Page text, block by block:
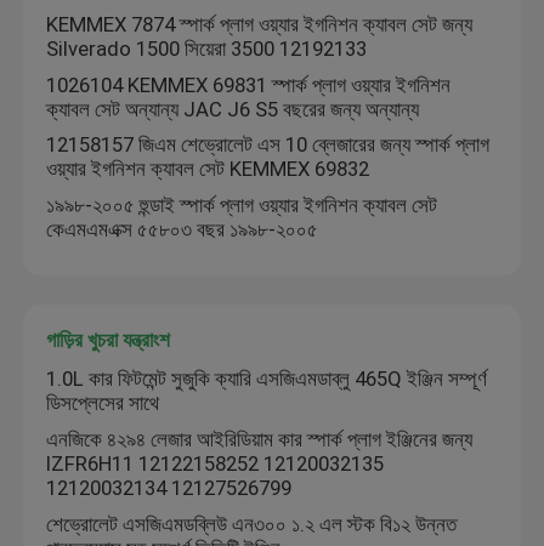
KEMMEX 7874 স্পার্ক প্লাগ ওয়্যার ইগনিশন ক্যাবল সেট জন্য
Silverado 1500 সিয়েরা 3500 12192133
1026104 KEMMEX 69831 স্পার্ক প্লাগ ওয়্যার ইগনিশন
ক্যাবল সেট অন্যান্য JAC J6 S5 বছরের জন্য অন্যান্য
12158157 জিএম শেভ্রোলেট এস 10 ব্লেজারের জন্য স্পার্ক প্লাগ
ওয়্যার ইগনিশন ক্যাবল সেট KEMMEX 69832
১৯৯৮-২০০৫ হুন্ডাই স্পার্ক প্লাগ ওয়্যার ইগনিশন ক্যাবল সেট
কেএমএমএক্স ৫৫৮০৩ বছর ১৯৯৮-২০০৫
গাড়ির খুচরা যন্ত্রাংশ
1.0L কার ফিটমেন্ট সুজুকি ক্যারি এসজিএমডাব্লু 465Q ইঞ্জিন সম্পূর্ণ
ডিসপ্লেসের সাথে
এনজিকে ৪২৯৪ লেজার আইরিডিয়াম কার স্পার্ক প্লাগ ইঞ্জিনের জন্য
IZFR6H11 12122158252 12120032135
12120032134 12127526799
শেভ্রোলেট এসজিএমডব্লিউ এন৩০০ ১.২ এল স্টক বি১২ উন্নত